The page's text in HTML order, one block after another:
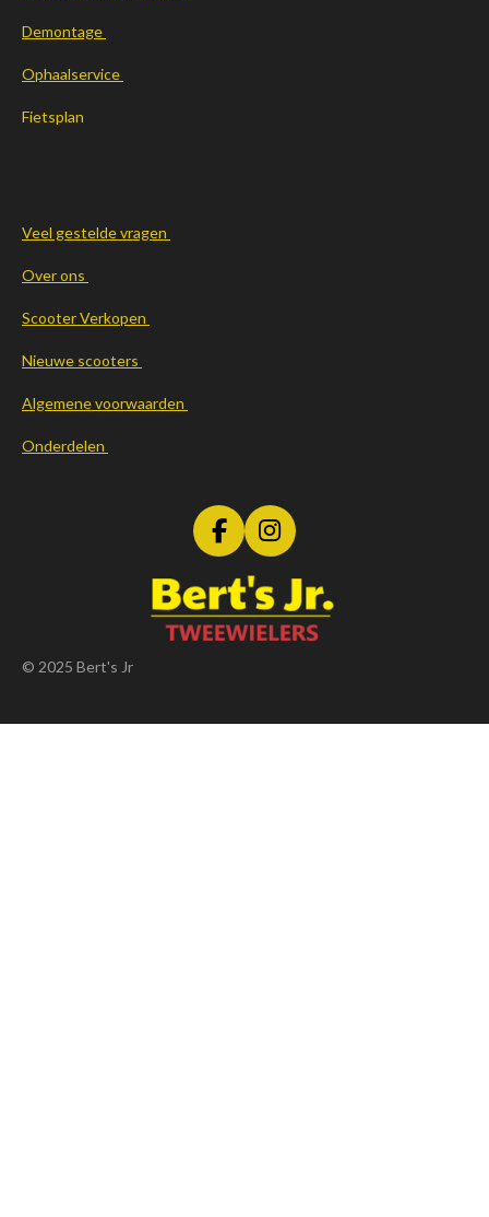
Demontage
Ophaalservice
Fietsplan
Veel gestelde vragen
Over ons
Scooter Verkopen
Nieuwe scooters
Algemene voorwaarden
Onderdelen
F
a
c
e
b
I
n
s
t
a
© 2025 Bert's Jr